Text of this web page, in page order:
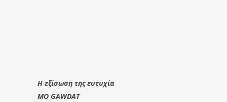
Η εξίσωση της ευτυχία
MO GAWDAT